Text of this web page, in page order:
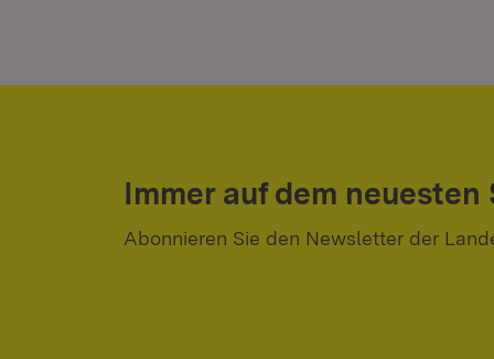
Immer auf dem neuesten
Abonnieren Sie den Newsletter der